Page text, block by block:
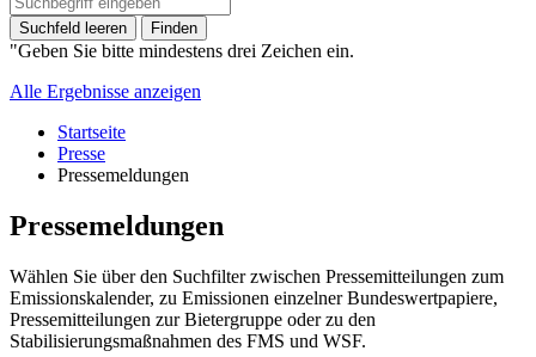
Suchfeld leeren Finden
"Geben Sie bitte mindestens drei Zeichen ein.
Alle Ergebnisse anzeigen
Startseite
Presse
Pressemeldungen
Pressemeldungen
Wählen Sie über den Suchfilter zwischen Pressemitteilungen zum
Emissionskalender, zu Emissionen einzelner Bundeswertpapiere,
Pressemitteilungen zur Bietergruppe oder zu den
Stabilisierungsmaßnahmen des FMS und WSF.